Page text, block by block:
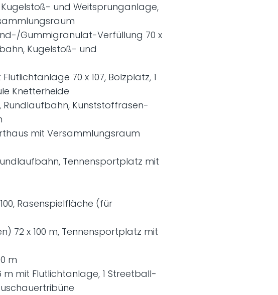
Kugelstoß- und Weitsprunganlage,
Gummigranulat-Verfüllung 70 x
Kugelstoß- und
70 x 107, Bolzplatz, 1
Knetterheide
Rundlaufbahn, Kunststoffrasen-
mit Versammlungsraum
Tennensportplatz mit
Rasenspielfläche (für
72 x 100 m, Tennensportplatz mit
m
mit Flutlichtanlage, 1 Streetball-